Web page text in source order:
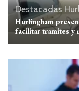
Destacadas
Hurlingham
facilitar tramites y